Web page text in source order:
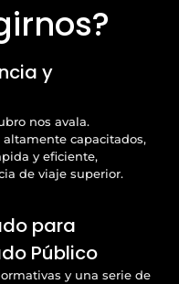
y
nos avala.
capacitados,
y eficiente,
de viaje superior.
para
Público
y una serie de